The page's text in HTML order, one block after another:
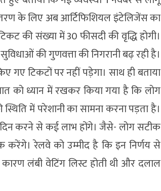
के लिए अब आर्टिफिशियल इंटेलिजेंस का
की संख्या में 30 फीसदी की वृद्धि होगी।
की गुणवत्ता की निगरानी बढ़ रही है।
टिकटों पर नहीं पड़ेगा। साथ ही बताया
को ध्यान में रखकर किया गया है कि लोग
में परेशानी का सामना करना पड़ता है।
करने से कई लाभ होंगे। जैसे- लोग सटीक
करेंगे। रेलवे को उम्मीद है कि इन निर्णय से
लंबी वेटिंग लिस्ट होती थी और दलाल